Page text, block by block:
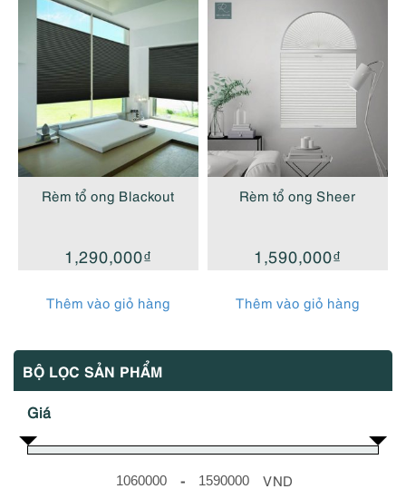
Rèm tổ ong Blackout
1,290,000₫
Thêm vào giỏ hàng
Rèm tổ ong Sheer
1,590,000₫
Thêm vào giỏ hàng
BỘ LỌC SẢN PHẨM
Giá
- VND